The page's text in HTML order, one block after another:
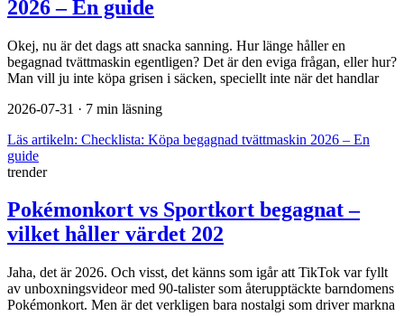
2026 – En guide
Okej, nu är det dags att snacka sanning. Hur länge håller en
begagnad tvättmaskin egentligen? Det är den eviga frågan, eller hur?
Man vill ju inte köpa grisen i säcken, speciellt inte när det handlar
2026-07-31 · 7 min läsning
Läs artikeln: Checklista: Köpa begagnad tvättmaskin 2026 – En
guide
trender
Pokémonkort vs Sportkort begagnat –
vilket håller värdet 202
Jaha, det är 2026. Och visst, det känns som igår att TikTok var fyllt
av unboxningsvideor med 90-talister som återupptäckte barndomens
Pokémonkort. Men är det verkligen bara nostalgi som driver markna